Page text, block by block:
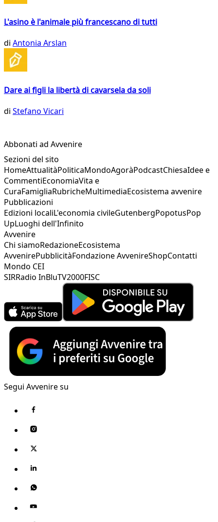
L'asino è l'animale più francescano di tutti
di Antonia Arslan
Dare ai figli la libertà di cavarsela da soli
di Stefano Vicari
Abbonati ad Avvenire
Sezioni del sito
HomeAttualitàPoliticaMondoAgoràPodcastChiesaIdee e
CommentiEconomiaVita e
CuraFamigliaRubricheMultimediaEcosistema avvenire
Pubblicazioni
Edizioni localiL'economia civileGutenbergPopotusPop
UpLuoghi dell'Infinito
Avvenire
Chi siamoRedazioneEcosistema
AvvenirePubblicitàFondazione AvvenireShopContatti
Mondo CEI
SIRRadio InBluTV2000FISC
Segui Avvenire su